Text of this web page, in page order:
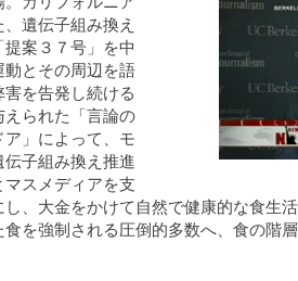
遺伝子組み換え
案３７号」を中
とその周辺を語
を告発し続ける
られた「言論の
」によって、モ
子組み換え推進
スメディアを支
、大金をかけて自然で健康的な食生
を強制される圧倒的多数へ、食の階